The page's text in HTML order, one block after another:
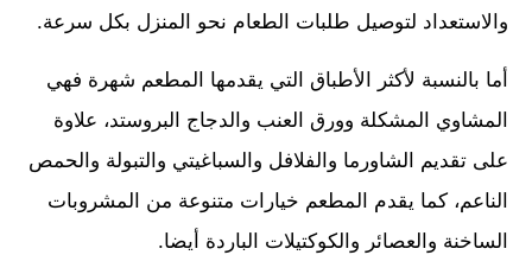
والاستعداد لتوصيل طلبات الطعام نحو المنزل بكل سرعة.
أما بالنسبة لأكثر الأطباق التي يقدمها المطعم شهرة فهي
المشاوي المشكلة وورق العنب والدجاج البروستد، علاوة
على تقديم الشاورما والفلافل والسباغيتي والتبولة والحمص
الناعم، كما يقدم المطعم خيارات متنوعة من المشروبات
الساخنة والعصائر والكوكتيلات الباردة أيضا.